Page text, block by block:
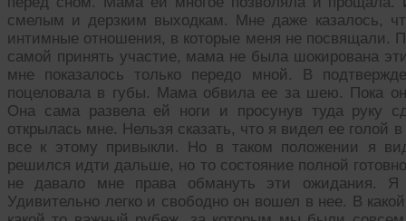
смелым и дерзким выходкам. Мне даже казалось,
интимные отношения, в которые меня не посвящали.
самой принять участие, мама не была шокирована
мне показалось только передо мной. В
поцеловала в губы. Мама обвила ее за шею. Пока
Она сама развела ей ноги и просунув туда руку
открылась мне. Нельзя сказать, что я видел ее
все к этому привыкли. Но в таком положении я
решился идти дальше, но то состояние полной
не давало мне права обмануть эти ожидания.
Удивительно легко и свободно он вошел в нее. В